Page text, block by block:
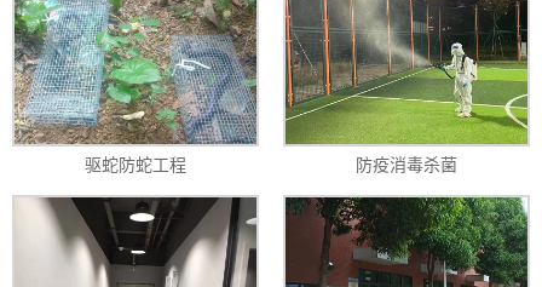
驱蛇防蛇工程 防疫消毒杀菌